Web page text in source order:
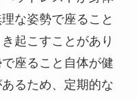
な姿勢で座ること
起こすことがあり
座ること自体が健
るため、定期的な